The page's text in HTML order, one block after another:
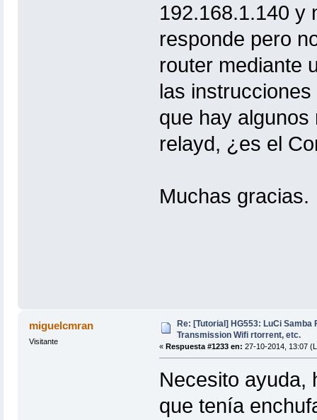
192.168.1.140 y
responde pero
router mediante
las
que hay
relayd, ¿es el
Muchas gracias.
miguelcmran
Visitante
Re: [Tutorial] HG553: LuCi Samba
Transmission Wifi rtorrent, etc.
« Respuesta #1233 en: 27-10-2014, 13:07
Necesito ayuda,
que tenía